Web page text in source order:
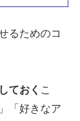
るためのコ
ておく こ
「好きなア